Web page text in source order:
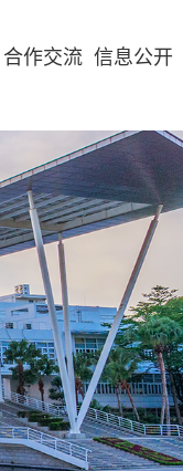
合作交流 信息公开